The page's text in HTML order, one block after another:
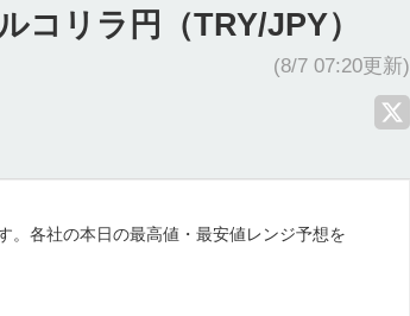
リラ円（TRY/JPY）
(8/7 07:20更新)
。各社の本日の最高値・最安値レンジ予想を